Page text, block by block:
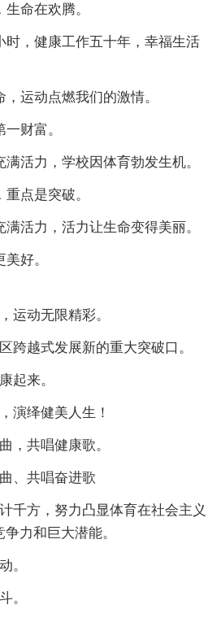
命在欢腾。
时，健康工作五十年，幸福生活
运动点燃我们的激情。
财富。
活力，学校因体育勃发生机。
点是突破。
活力，活力让生命变得美丽。
好。
运动无限精彩。
跨越式发展新的重大突破口。
起来。
演绎健美人生！
，共唱健康歌。
、共唱奋进歌
千方，努力凸显体育在社会主义
力和巨大潜能。
。
。